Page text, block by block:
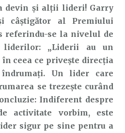
devin și alții lideri! Garry
câștigător al Premiului
referindu-se la nivelul de
liderilor: „Liderii au un
în ceea ce privește direcția
Un lider care
se trezește curând
Indiferent despre
activitate vorbim, este
sigur pe sine pentru a